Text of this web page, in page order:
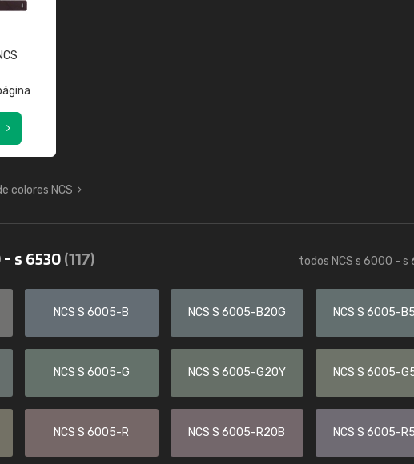
colores NCS
s 6530(117) todos NCS s 6000 - s
NCS S 6005-B NCS S 6005-B20G NCS S 6005-
NCS S 6005-G NCS S 6005-G20Y NCS S 6005-
NCS S 6005-R NCS S 6005-R20B NCS S 6005-